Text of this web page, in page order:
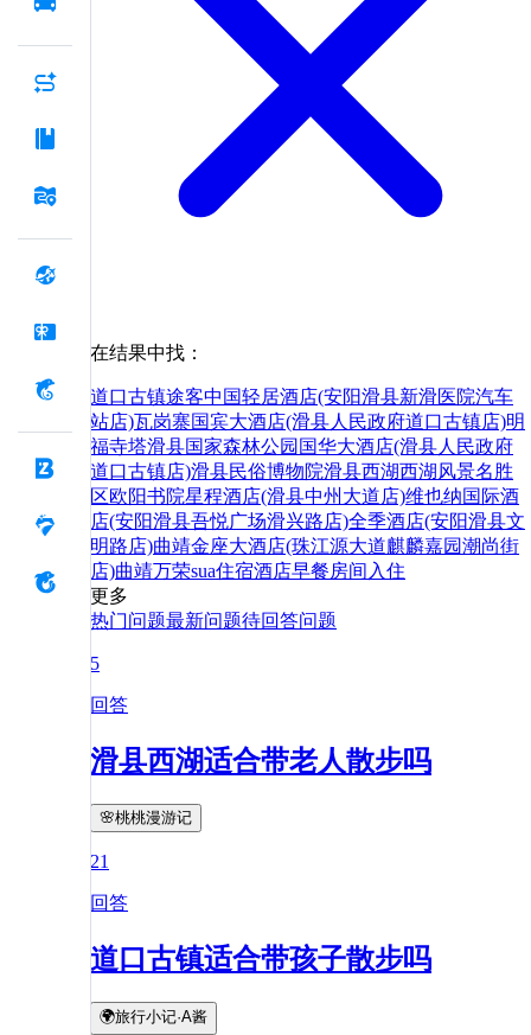
在结果中找：
道口古镇途客中国轻居酒店(安阳滑县新滑医院汽车
站店)瓦岗寨国宾大酒店(滑县人民政府道口古镇店)明
福寺塔滑县国家森林公园 国华大酒店(滑县人民政府
道口古镇店)滑县民俗博物院滑县西湖西湖风景名胜
区欧阳书院星程酒店(滑县中州大道店)维也纳国际酒
店(安阳滑县吾悦广场滑兴路店)全季酒店(安阳滑县文
明路店)曲靖金座大酒店(珠江源大道麒麟嘉园潮尚街
店)曲靖万荣sua住宿酒店早餐房间 入住
更多
热门问题最新问题待回答问题
5
回答
滑县西湖适合带老人散步吗
🌸桃桃漫游记
21
回答
道口古镇适合带孩子散步吗
🌍旅行小记·A酱